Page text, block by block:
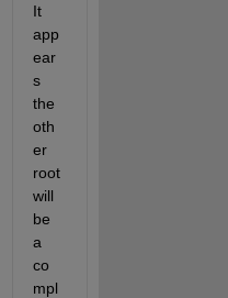
It
app
ear
s
the
oth
er
root
will
be
a
co
mpl